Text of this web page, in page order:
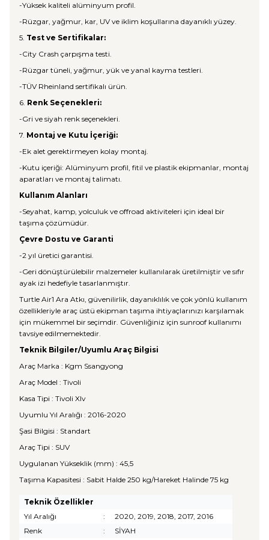
-Yüksek kaliteli alüminyum profil.
-Rüzgar, yağmur, kar, UV ve iklim koşullarına dayanıklı yüzey.
5. Test ve Sertifikalar:
-City Crash çarpışma testi.
-Rüzgar tüneli, yağmur, yük ve yanal kayma testleri.
-TÜV Rheinland sertifikalı ürün.
6. Renk Seçenekleri:
-Gri ve siyah renk seçenekleri.
7. Montaj ve Kutu İçeriği:
-Ek alet gerektirmeyen kolay montaj.
-Kutu içeriği: Alüminyum profil, fitil ve plastik ekipmanlar, montaj
aparatları ve montaj talimatı.
Kullanım Alanları
-Seyahat, kamp, yolculuk ve offroad aktiviteleri için ideal bir
taşıma çözümüdür.
Çevre Dostu ve Garanti
-2 yıl üretici garantisi.
-Geri dönüştürülebilir malzemeler kullanılarak üretilmiştir ve sıfır
ayak izi hedefiyle tasarlanmıştır.
Turtle Air1 Ara Atkı, güvenilirlik, dayanıklılık ve çok yönlü kullanım
özellikleriyle araç üstü ekipman taşıma ihtiyaçlarınızı karşılamak
için mükemmel bir seçimdir. Güvenliğiniz için sunroof kullanımı
tavsiye edilmemektedir.
Teknik Bilgiler/Uyumlu Araç Bilgisi
Araç Marka : Kgm Ssangyong
Araç Model : Tivoli
Kasa Tipi : Tivoli Xlv
Uyumlu Yıl Aralığı : 2016-2020
Şasi Bilgisi : Standart
Araç Tipi : SUV
Uygulanan Yükseklik (mm) : 45,5
Taşıma Kapasitesi : Sabit Halde 250 kg/Hareket Halinde 75 kg
Teknik Özellikler
Yıl Aralığı
:
2020, 2019, 2018, 2017, 2016
Renk
:
SİYAH